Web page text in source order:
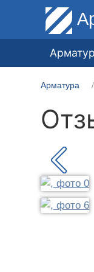
Арматура